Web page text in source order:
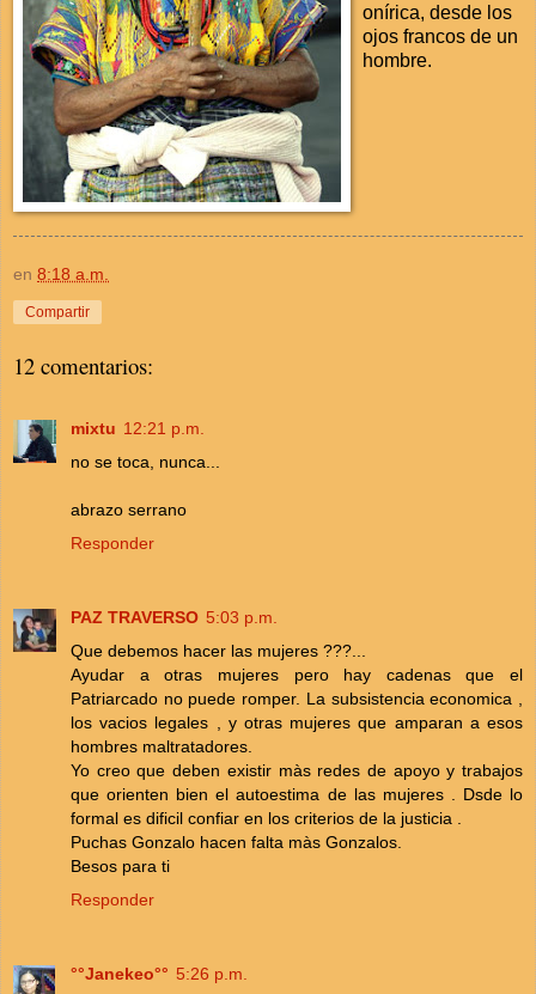
onírica, desde los
ojos francos de un
hombre.
en 8:18 a.m.
Compartir
12 comentarios:
mixtu 12:21 p.m.
no se toca, nunca...
abrazo serrano
Responder
PAZ TRAVERSO 5:03 p.m.
Que debemos hacer las mujeres ???...
Ayudar a otras mujeres pero hay cadenas que el
Patriarcado no puede romper. La subsistencia economica ,
los vacios legales , y otras mujeres que amparan a esos
hombres maltratadores.
Yo creo que deben existir màs redes de apoyo y trabajos
que orienten bien el autoestima de las mujeres . Dsde lo
formal es dificil confiar en los criterios de la justicia .
Puchas Gonzalo hacen falta màs Gonzalos.
Besos para ti
Responder
°°Janekeo°° 5:26 p.m.